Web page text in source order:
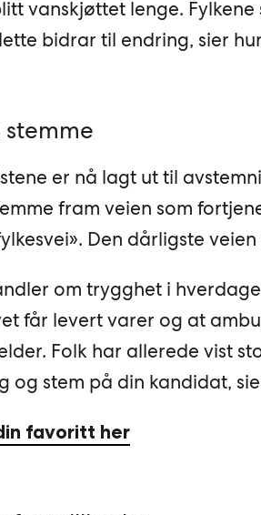
vanskjøttet lenge.
bidrar til endring, sier
stemme
er nå lagt ut til
fram veien som
Den dårligste
om trygghet i
får levert varer og at
Folk har allerede vist
og stem på din kandidat,
favoritt her